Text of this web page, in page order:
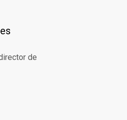
de